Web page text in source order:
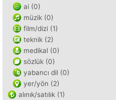
ai (0)
müzik (0)
film/dizi (1)
teknik (2)
medikal (0)
sözlük (0)
yabancı dil (0)
yer/yön (2)
alınık/satılık (1)